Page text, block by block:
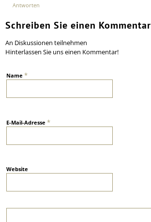
Antworten
Schreiben Sie einen Kommentar
An Diskussionen teilnehmen
Hinterlassen Sie uns einen Kommentar!
Name*
E-Mail-Adresse*
Website